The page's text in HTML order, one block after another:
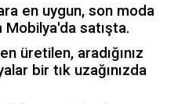
en uygun, son moda
Mobilya'da satışta.
üretilen, aradığınız
bir tık uzağınızda